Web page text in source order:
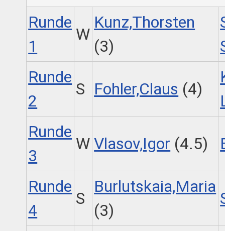
Runde
1
W
Kunz,Thorsten
(3)
Runde
2
S Fohler,Claus (4)
Runde
3
W Vlasov,Igor (4.5)
Runde
4
S
Burlutskaia,Maria
(3)